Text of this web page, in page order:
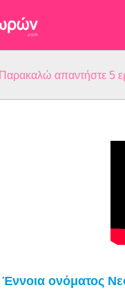
Παρακαλώ απαντήστε 5
Έννοια ονόματος